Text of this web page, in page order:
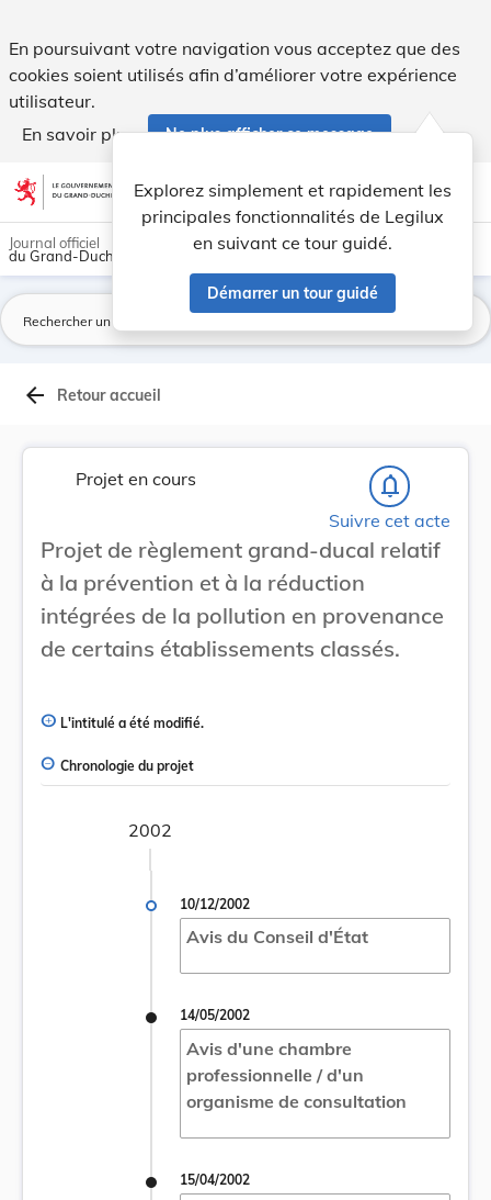
En poursuivant votre navigation vous acceptez que des
cookies soient utilisés afin d’améliorer votre expérience
utilisateur.
En savoir plus
Ne plus afficher ce message
Aller au contenu account_circle help Aide
Explorez simplement et rapidement les
principales fonctionnalités de Legilux
en suivant ce tour guidé.
Démarrer un tour guidé
light_mode dark_mode
Journal officiel
du Grand-Duché de Luxembourg
arrow_back Retour accueil
Projet en cours notifications_none
Suivre cet acte
Projet de règlement grand-ducal relatif
à la prévention et à la réduction
intégrées de la pollution en provenance
de certains établissements classés.
L'intitulé a été modifié.
Chronologie du projet
2002
10/12/2002
Avis du Conseil d'État
14/05/2002
Avis d'une chambre
professionnelle / d'un
organisme de consultation
15/04/2002